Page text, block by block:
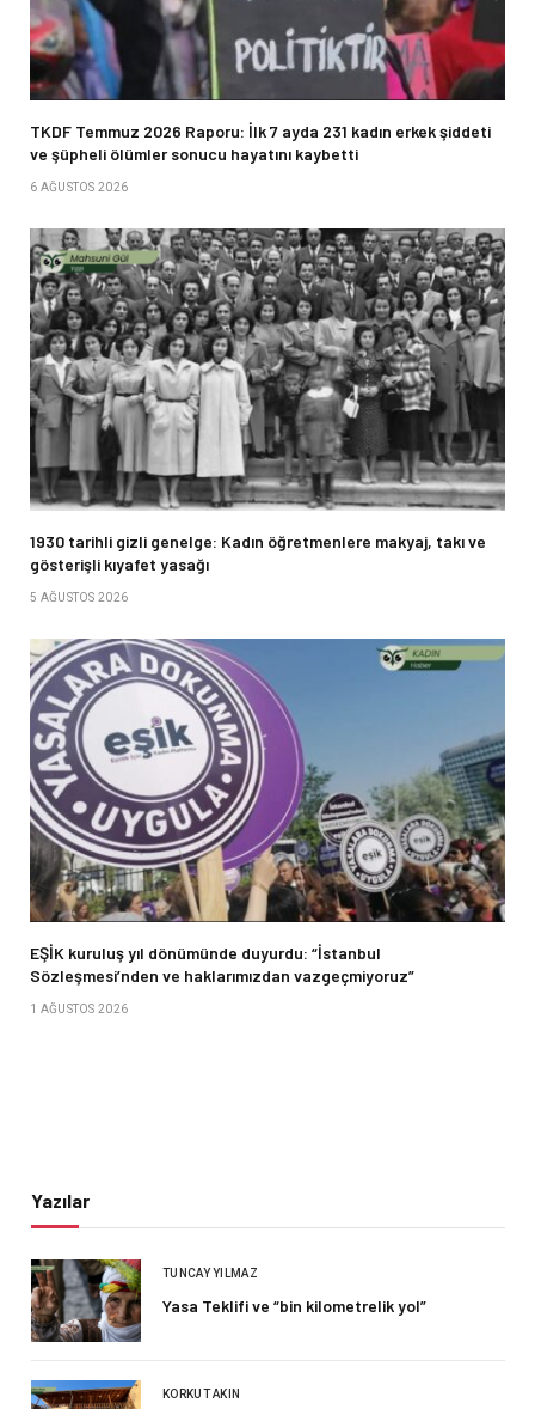
TKDF Temmuz 2026 Raporu: İlk 7 ayda 231 kadın erkek şiddeti
ve şüpheli ölümler sonucu hayatını kaybetti
6 AĞUSTOS 2026
1930 tarihli gizli genelge: Kadın öğretmenlere makyaj, takı ve
gösterişli kıyafet yasağı
5 AĞUSTOS 2026
EŞİK kuruluş yıl dönümünde duyurdu: “İstanbul
Sözleşmesi’nden ve haklarımızdan vazgeçmiyoruz”
1 AĞUSTOS 2026
Yazılar
TUNCAY YILMAZ
Yasa Teklifi ve “bin kilometrelik yol”
KORKUT AKIN